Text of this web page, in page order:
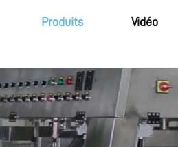
Produits Vidéo